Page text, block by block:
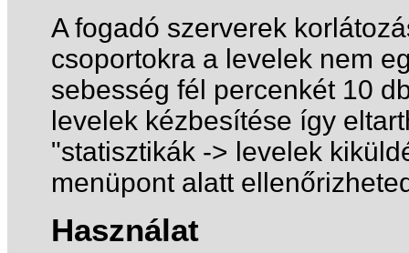
A fogadó szerverek
csoportokra a levelek nem
sebesség fél percenkét 10
levelek kézbesítése így
"statisztikák -> levelek
menüpont alatt
Használat